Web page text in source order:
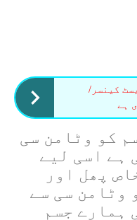
کینسر/
ہے
کو وٹامن سی
ہے اسی لیے
پھل اور
وٹامن سی سے
ہمارے جسم